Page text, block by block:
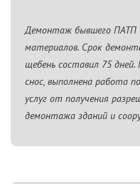
Демонтаж бывшего ПАТП
материалов. Срок
щебень составил 75
снос, выполнена работа
услуг от получения
демонтажа зданий и